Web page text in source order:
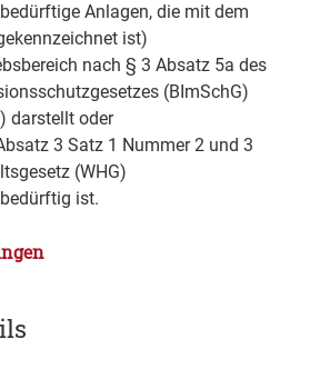
Anlagen, die mit dem
ist)
nach § 3 Absatz 5a des
(BImSchG)
darstellt oder
3 Satz 1 Nummer 2 und 3
(WHG)
ist.